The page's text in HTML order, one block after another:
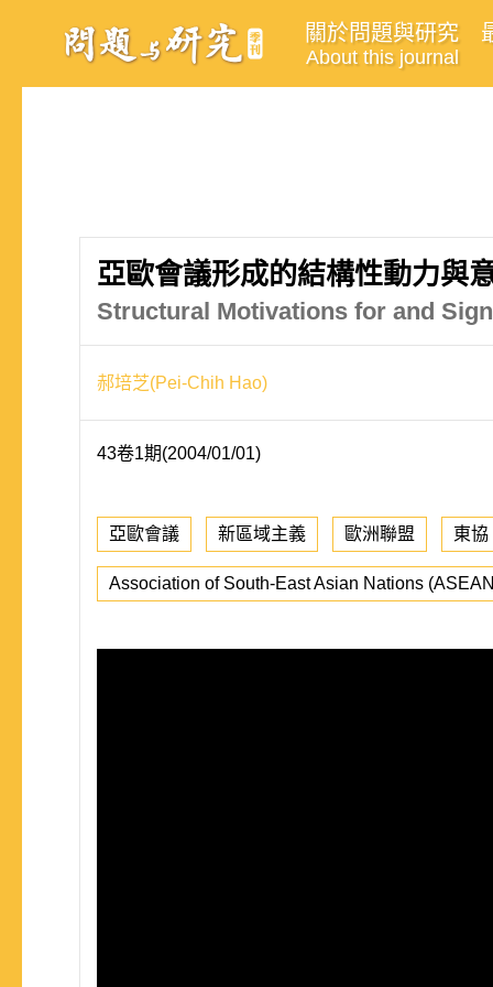
關於問題與研究
About this journal
亞歐會議形成的結構性動力與
Structural Motivations for and
郝培芝(Pei-Chih Hao)
43卷1期(2004/01/01)
亞歐會議 新區域主義 歐洲聯盟 東協
Association of South-East Asian Nations